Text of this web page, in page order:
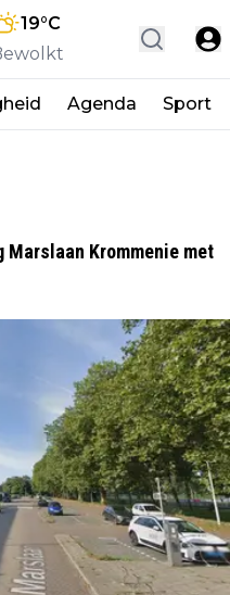
19°C
Agenda Sport
Marslaan Krommenie met